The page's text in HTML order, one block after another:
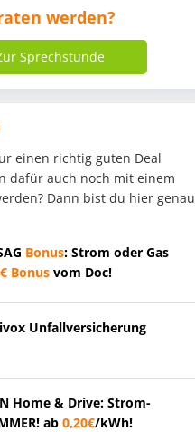
werden?
Sprechstunde
einen richtig guten Deal
dafür auch noch mit einem
Dann bist du hier genau
Bonus: Strom oder Gas
Bonus vom Doc!
Unfallversicherung
Home & Drive: Strom-
ab 0,20€/kWh!